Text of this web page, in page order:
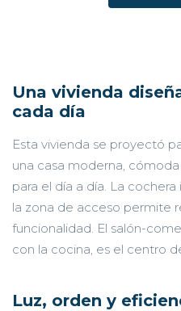
Una vivienda
cada día
Esta vivienda se proyectó
una casa moderna,
para el día a día. La
la zona de acceso permite
funcionalidad. El salón-
con la cocina, es el centro
Luz, orden y